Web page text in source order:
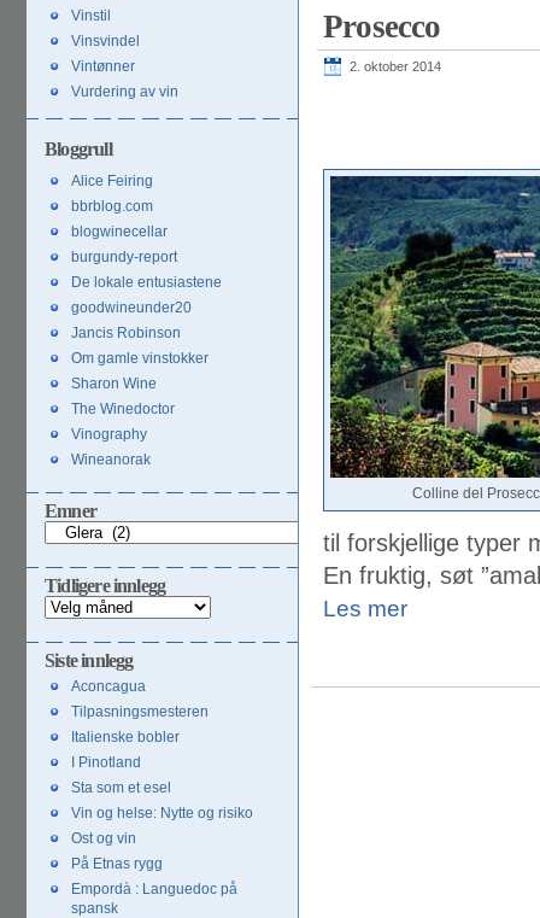
Prosecco
2. oktober 2014
Colline del
til forskjellige typer
En fruktig, søt
Les mer
Vinstil
Vinsvindel
Vintønner
Vurdering av vin
Bloggrull
Alice Feiring
bbrblog.com
blogwinecellar
burgundy-report
De lokale entusiastene
goodwineunder20
Jancis Robinson
Om gamle vinstokker
Sharon Wine
The Winedoctor
Vinography
Wineanorak
Emner
Emner
Tidligere innlegg
Tidligere
innlegg
Siste innlegg
Aconcagua
Tilpasningsmesteren
Italienske bobler
I Pinotland
Sta som et esel
Vin og helse: Nytte og risiko
Ost og vin
På Etnas rygg
Empordà : Languedoc på
spansk